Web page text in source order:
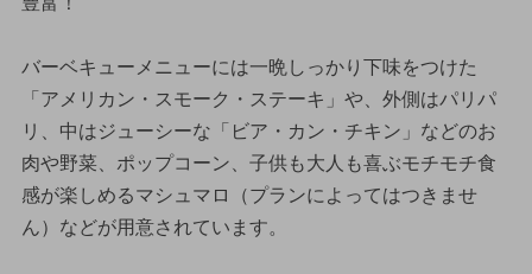
バーベキューメニューには一晩しっかり下味をつけた
「アメリカン・スモーク・ステーキ」や、外側はパリパ
リ、中はジューシーな「ビア・カン・チキン」などのお
肉や野菜、ポップコーン、子供も大人も喜ぶモチモチ食
感が楽しめるマシュマロ（プランによってはつきませ
ん）などが用意されています。